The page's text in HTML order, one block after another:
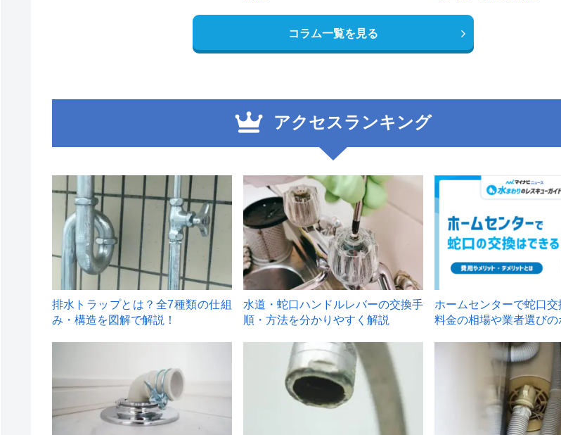
コラム一覧を見る
アクセスランキング
1
排水トラップとは？全7種類の仕組
み・構造を図解で解説！
2
水道・蛇口ハンドルレバーの交換手
順・方法を分かりやすく解説
ホームセンターで蛇口交
料金の相場や業者選びの